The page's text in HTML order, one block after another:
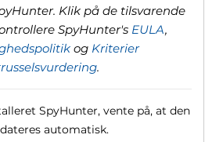
Klik på de tilsvarende
SpyHunter's EULA,
og Kriterier
.
SpyHunter, vente på, at den
automatisk.